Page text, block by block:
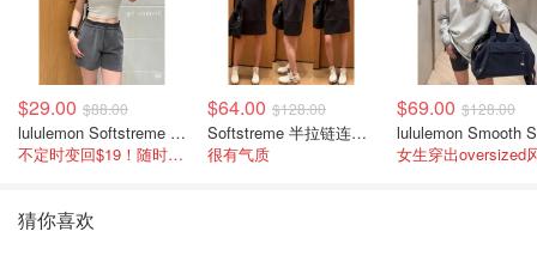
$29.00 $88.00
lululemon Softstreme 女士高腰短裤 10cm
不定时变回$19！随时点进来看
$64.00 $128.00
Softstreme 半拉链连衣裙
很有气质
$69.00 $128.00
女生穿出oversized
猜你喜欢